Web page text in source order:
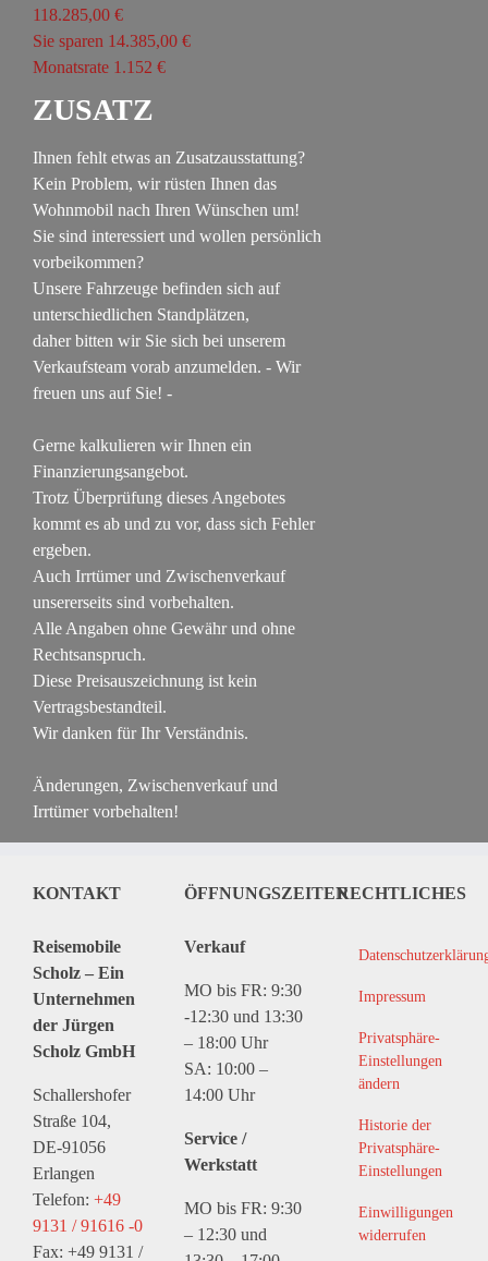
118.285,00 €
Sie sparen 14.385,00 €
Monatsrate 1.152 €
ZUSATZ
Ihnen fehlt etwas an Zusatzausstattung?
Kein Problem, wir rüsten Ihnen das
Wohnmobil nach Ihren Wünschen um!
Sie sind interessiert und wollen persönlich
vorbeikommen?
Unsere Fahrzeuge befinden sich auf
unterschiedlichen Standplätzen,
daher bitten wir Sie sich bei unserem
Verkaufsteam vorab anzumelden. - Wir
freuen uns auf Sie! -
Gerne kalkulieren wir Ihnen ein
Finanzierungsangebot.
Trotz Überprüfung dieses Angebotes
kommt es ab und zu vor, dass sich Fehler
ergeben.
Auch Irrtümer und Zwischenverkauf
unsererseits sind vorbehalten.
Alle Angaben ohne Gewähr und ohne
Rechtsanspruch.
Diese Preisauszeichnung ist kein
Vertragsbestandteil.
Wir danken für Ihr Verständnis.
Änderungen, Zwischenverkauf und
Irrtümer vorbehalten!
KONTAKT
Reisemobile
Scholz – Ein
Unternehmen
der Jürgen
Scholz GmbH
Schallershofer
Straße 104,
DE-91056
Erlangen
Telefon: +49
9131 / 91616 -0
Fax: +49 9131 /
ÖFFNUNGSZEITEN
Verkauf
MO bis FR: 9:30
-12:30 und 13:30
– 18:00 Uhr
SA: 10:00 –
14:00 Uhr
Service /
Werkstatt
MO bis FR: 9:30
– 12:30 und
RECHTLICHES
Impressum
Privatsphäre-
Einstellungen
ändern
Historie der
Privatsphäre-
Einstellungen
Einwilligungen
widerrufen